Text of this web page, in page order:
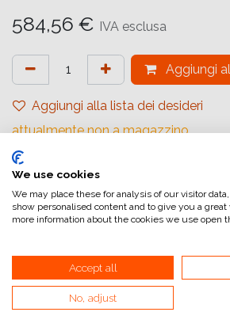
584,56 € IVA esclusa
Aggiungi
Aggiungi alla lista dei desideri
attualmente non a magazzino
Riferimento interno:
Collegamenti utili
Home
We use cookies
We may place these for analysis of our visitor
show personalised content and to give you a
more information about the cookies we use open
Accept all
No, adjust